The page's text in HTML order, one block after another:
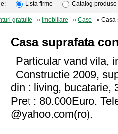
Lista firme Catalog produse
gratuite » Imobiliare » Case » Casa
Casa suprafata
Particular vand vila,
Constructie 2009,
din : living, bucatarie,
Pret : 80.000Euro.
@yahoo.com(ro).